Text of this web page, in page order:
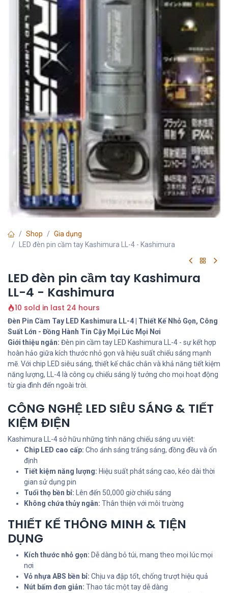
Shop
Gia dụng
LED đèn pin cầm tay Kashimura LL-4 - Kashimura
LED đèn pin cầm tay Kashimura
LL-4 - Kashimura
10 sold in last 24 hours
Đèn Pin Cầm Tay LED Kashimura LL-4 | Thiết Kế Nhỏ Gọn, Công
Suất Lớn - Đồng Hành Tin Cậy Mọi Lúc Mọi Nơi
Giới thiệu ngắn: Đèn pin cầm tay LED Kashimura LL-4 - sự kết hợp
hoàn hảo giữa kích thước nhỏ gọn và hiệu suất chiếu sáng mạnh
mẽ. Với chip LED siêu sáng, thiết kế chắc chắn và khả năng tiết kiệm
năng lượng, LL-4 là công cụ chiếu sáng lý tưởng cho mọi hoạt động
từ gia đình đến ngoài trời.
CÔNG NGHỆ LED SIÊU SÁNG & TIẾT
KIỆM ĐIỆN
Kashimura LL-4 sở hữu những tính năng chiếu sáng ưu việt:
Chip LED cao cấp: Cho ánh sáng trắng sáng, đồng đều và ổn
định
Tiết kiệm năng lượng: Hiệu suất phát sáng cao, kéo dài thời
gian sử dụng pin
Tuổi thọ bền bỉ: Lên đến 50,000 giờ chiếu sáng
Không chứa thủy ngân: Thân thiện với môi trường
THIẾT KẾ THÔNG MINH & TIỆN
DỤNG
Kích thước nhỏ gọn: Dễ dàng bỏ túi, mang theo mọi lúc mọi
nơi
Vỏ nhựa ABS bền bỉ: Chịu va đập tốt, chống trượt hiệu quả
Nút bấm đơn giản: Thao tác một tay dễ dàng